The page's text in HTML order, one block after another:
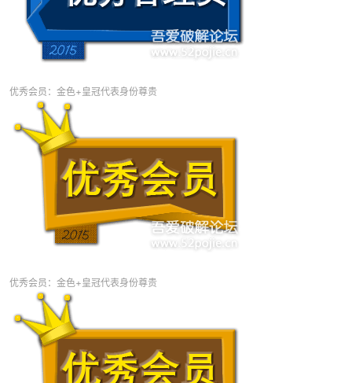
优秀会员：金色+皇冠代表身份尊贵
优秀会员：金色+皇冠代表身份尊贵